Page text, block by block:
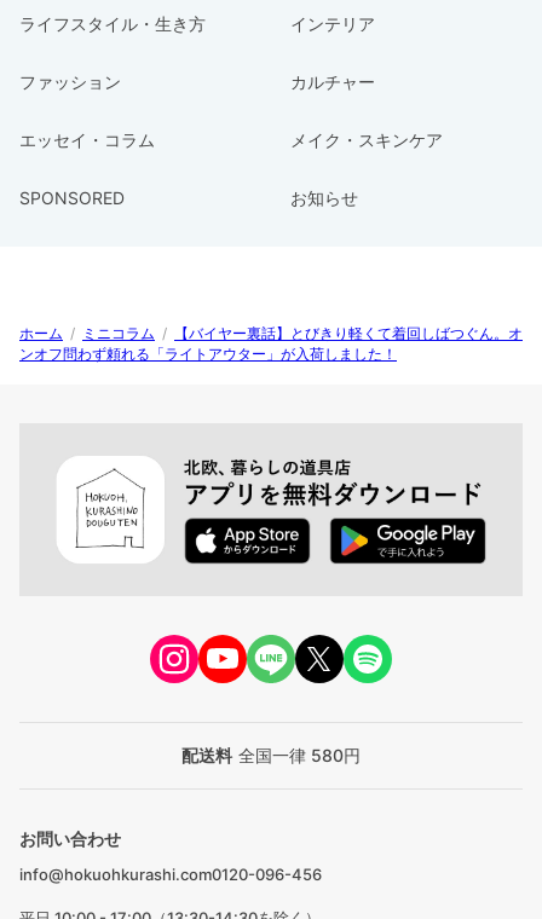
ライフスタイル・生き方 インテリア
ファッション カルチャー
エッセイ・コラム メイク・スキンケア
SPONSORED お知らせ
ホーム / ミニコラム /
【バイヤー裏話】とびきり軽くて着回しばつぐん。オ
ンオフ問わず頼れる「ライトアウター」が入荷しました！
配送料 全国一律 580円
お問い合わせ
info@hokuohkurashi.com0120-096-456